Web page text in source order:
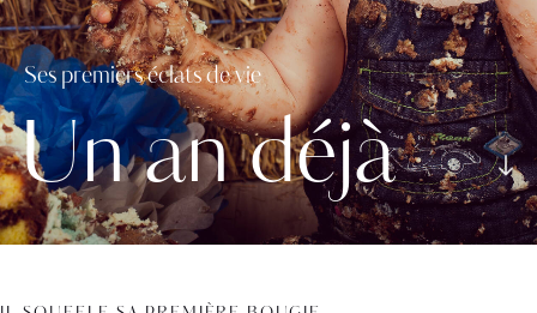
Ses premiers éclats de vie
Un an déjà